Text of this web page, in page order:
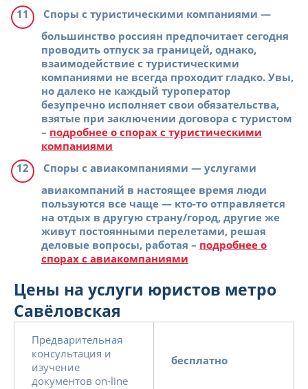
Споры с туристическими компаниями —
большинство россиян предпочитает сегодня
проводить отпуск за границей, однако,
взаимодействие с туристическими
компаниями не всегда проходит гладко. Увы,
но далеко не каждый туроператор
безупречно исполняет свои обязательства,
взятые при заключении договора с туристом
– подробнее о спорах с туристическими
компаниями
Споры с авиакомпаниями — услугами
авиакомпаний в настоящее время люди
пользуются все чаще — кто-то отправляется
на отдых в другую страну/город, другие же
живут постоянными перелетами, решая
деловые вопросы, работая – подробнее о
спорах с авиакомпаниями
Цены на услуги юристов метро
Савёловская
Предварительная
консультация и
изучение
документов on-line
бесплатно